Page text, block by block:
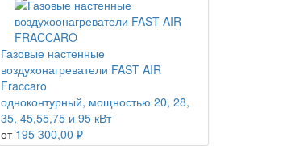
Газовые настенные
воздухонагреватели FAST AIR
Fraccaro
одноконтурный, мощностью 20, 28,
35, 45,55,75 и 95 кВт
от 195 300,00 ₽